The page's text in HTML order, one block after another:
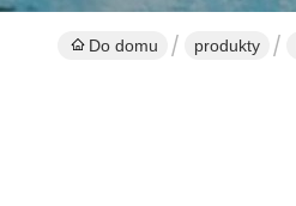
Do domu produkty